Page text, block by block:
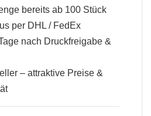
bereits ab 100 Stück
per DHL / FedEx
nach Druckfreigabe &
– attraktive Preise &